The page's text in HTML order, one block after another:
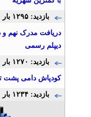
بازدید: ۱۲۹۵ بار
دریافت مدرک نهم
دیپلم رسمی
بازدید: ۱۲۷۰ بار
کودپاش دامی پشت
بازدید: ۱۲۳۴ بار